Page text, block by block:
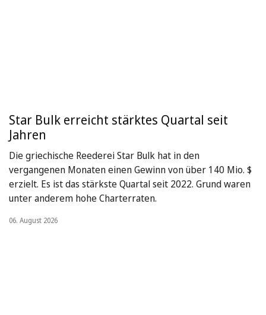
Star Bulk erreicht stärktes Quartal seit
Jahren
Die griechische Reederei Star Bulk hat in den
vergangenen Monaten einen Gewinn von über 140 Mio. $
erzielt. Es ist das stärkste Quartal seit 2022. Grund waren
unter anderem hohe Charterraten.
06. August 2026